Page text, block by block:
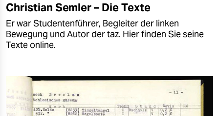
Christian Semler – Die Texte
Er war Studentenführer, Begleiter der linken
Bewegung und Autor der taz. Hier finden Sie seine
Texte online.